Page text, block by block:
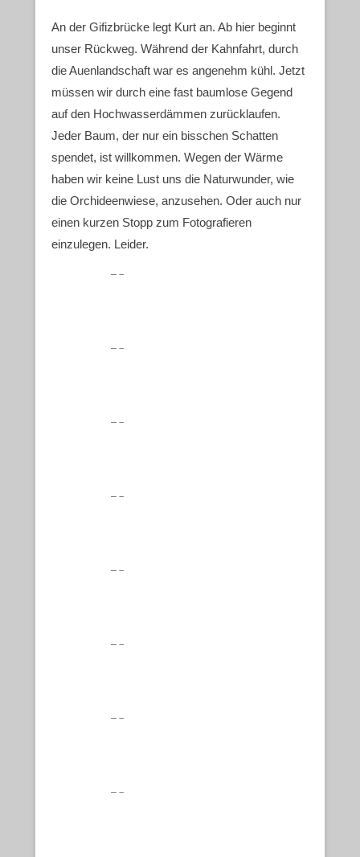
An der Gifizbrücke legt Kurt an. Ab hier beginnt
unser Rückweg. Während der Kahnfahrt, durch
die Auenlandschaft war es angenehm kühl. Jetzt
müssen wir durch eine fast baumlose Gegend
auf den Hochwasserdämmen zurücklaufen.
Jeder Baum, der nur ein bisschen Schatten
spendet, ist willkommen. Wegen der Wärme
haben wir keine Lust uns die Naturwunder, wie
die Orchideenwiese, anzusehen. Oder auch nur
einen kurzen Stopp zum Fotografieren
einzulegen. Leider.